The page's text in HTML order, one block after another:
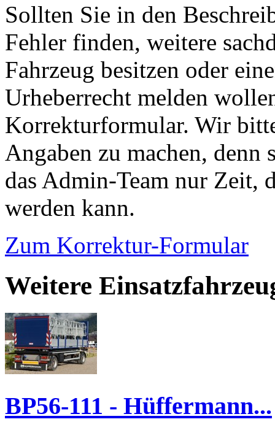
Sollten Sie in den
Fehler finden, weitere
Fahrzeug besitzen oder
Urheberrecht melden
Korrekturformular. Wir
Angaben zu machen,
das Admin-Team nur Zeit,
werden kann.
Zum Korrektur-Formular
Weitere
BP56-111 - Hüffermann...